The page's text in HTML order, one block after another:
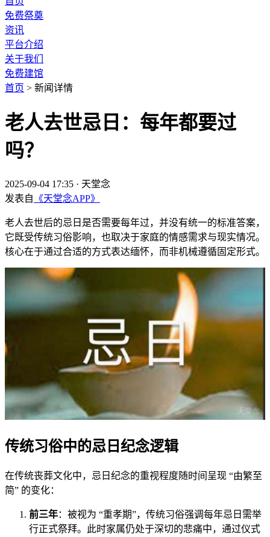
免费祭奠
资讯
平台介绍
关于我们
免费建馆
首页 > 新闻详情
老人去世忌日：每年都要过
吗？
2025-09-04 17:35 · 天堂念
发表自 《天堂念APP》
老人去世后的忌日是否需要每年过，并没有统一的标准答案，
它既受传统习俗影响，也取决于家庭的情感需求与现实情况。
核心在于通过合适的方式表达缅怀，而非机械遵循固定形式。
传统习俗中的忌日纪念逻辑
在传统丧葬文化中，忌日纪念的重视程度随时间呈现 “由繁至
简” 的变化：
前三年：被视为 “重孝期”，传统习俗强调每年忌日需举
行正式祭拜。此时家属仍处于深切的悲痛中，通过仪式